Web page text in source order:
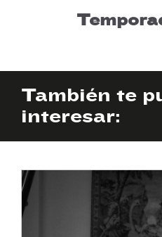
También te
interesar: